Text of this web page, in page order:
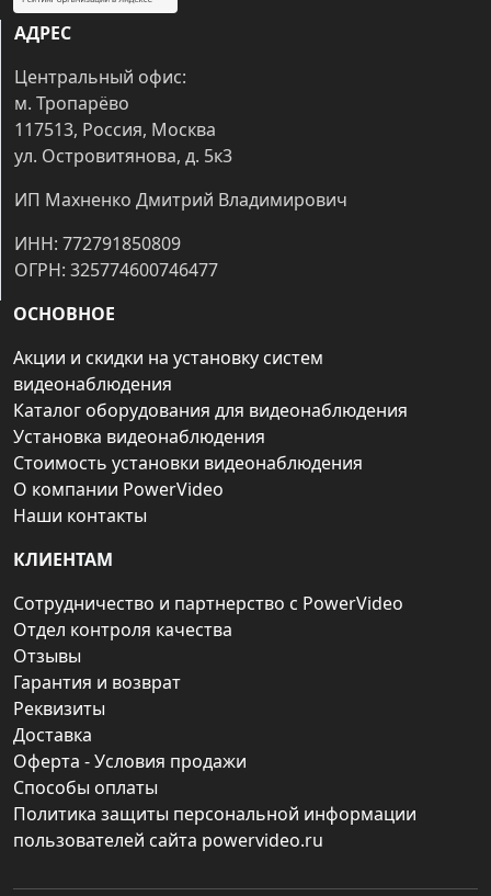
АДРЕС
Центральный офис:
м. Тропарёво
117513, Россия, Москва
ул. Островитянова, д. 5к3
ИП Махненко Дмитрий Владимирович
ИНН: 772791850809
ОГРН: 325774600746477
ОСНОВНОЕ
Акции и скидки на установку систем
видеонаблюдения
Каталог оборудования для видеонаблюдения
Установка видеонаблюдения
Стоимость установки видеонаблюдения
О компании PowerVideo
Наши контакты
КЛИЕНТАМ
Сотрудничество и партнерство с PowerVideo
Отдел контроля качества
Отзывы
Гарантия и возврат
Реквизиты
Доставка
Оферта - Условия продажи
Способы оплаты
Политика защиты персональной информации
пользователей сайта powervideo.ru